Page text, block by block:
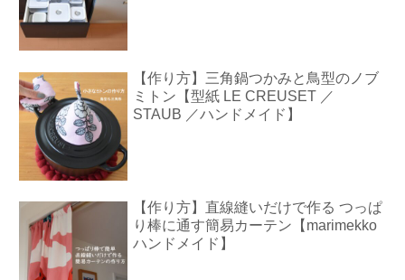
【作り方】三角鍋つかみと鳥型のノブ
ミトン【型紙 LE CREUSET ／
STAUB ／ハンドメイド】
【作り方】直線縫いだけで作る つっぱ
り棒に通す簡易カーテン【marimekko
ハンドメイド】